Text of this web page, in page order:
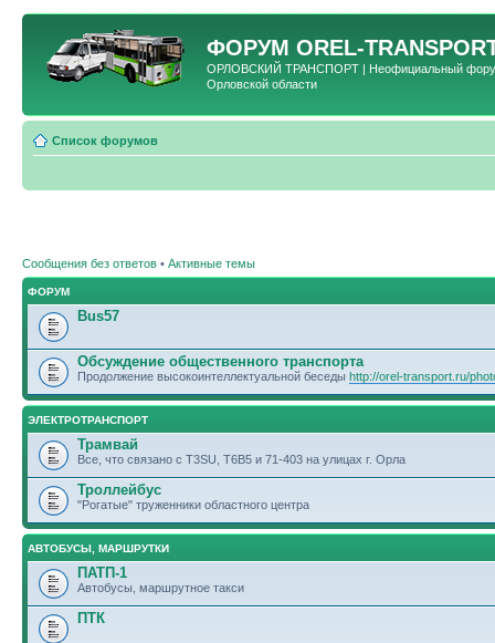
ФОРУМ OREL-
ОРЛОВСКИЙ ТРАНСПОРТ | Неофициальный форум
Орловской области
Список форумов
Сообщения без ответов • Активные темы
ФОРУМ
Bus57
Обсуждение общественного транспорта
Продолжение высокоинтеллектуальной беседы http://orel-transport.ru/
ЭЛЕКТРОТРАНСПОРТ
Трамвай
Все, что связано с T3SU, T6B5 и 71-403 на улицах г. Орла
Троллейбус
"Рогатые" труженники областного центра
АВТОБУСЫ, МАРШРУТКИ
ПАТП-1
Автобусы, маршрутное такси
ПТК